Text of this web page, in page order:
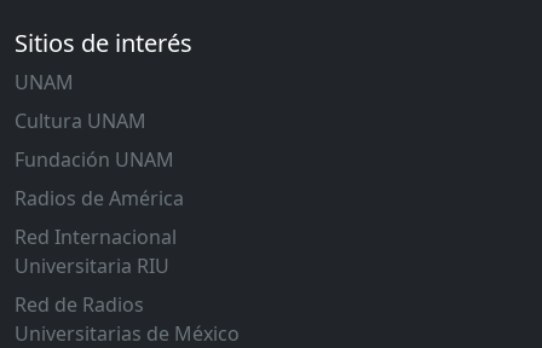
Sitios de interés
UNAM
Cultura UNAM
Fundación UNAM
Radios de América
Red Internacional
Universitaria RIU
Red de Radios
Universitarias de México